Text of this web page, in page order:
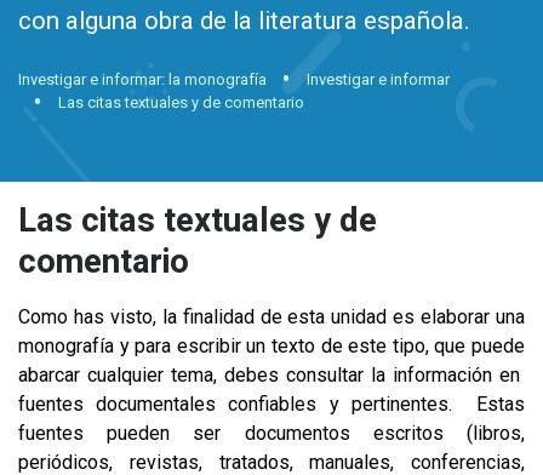
con alguna obra de la literatura española.
Investigar e informar: la monografía
Investigar e informar
Las citas textuales y de comentario
Las citas textuales y de
comentario
Como has visto, la finalidad de esta unidad es elaborar una
monografía y para escribir un texto de este tipo, que puede
abarcar cualquier tema, debes consultar la información en
fuentes documentales confiables y pertinentes. Estas
fuentes pueden ser documentos escritos (libros,
periódicos, revistas, tratados, manuales, conferencias,